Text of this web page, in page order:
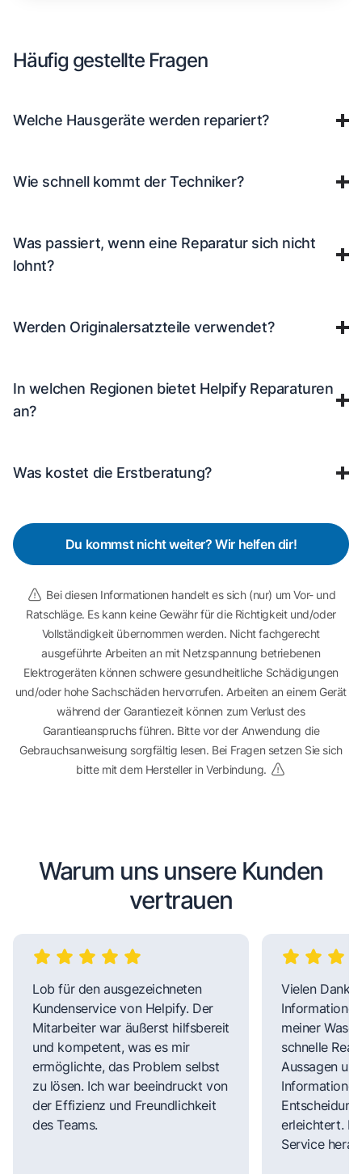
Häufig gestellte Fragen
Welche Hausgeräte werden repariert?
Wie schnell kommt der Techniker?
Was passiert, wenn eine Reparatur sich nicht
lohnt?
Werden Originalersatzteile verwendet?
In welchen Regionen bietet Helpify Reparaturen
an?
Was kostet die Erstberatung?
Du kommst nicht weiter? Wir helfen dir!
Bei diesen Informationen handelt es sich (nur) um Vor- und
Ratschläge. Es kann keine Gewähr für die Richtigkeit und/oder
Vollständigkeit übernommen werden. Nicht fachgerecht
ausgeführte Arbeiten an mit Netzspannung betriebenen
Elektrogeräten können schwere gesundheitliche Schädigungen
und/oder hohe Sachschäden hervorrufen. Arbeiten an einem Gerät
während der Garantiezeit können zum Verlust des
Garantieanspruchs führen. Bitte vor der Anwendung die
Gebrauchsanweisung sorgfältig lesen. Bei Fragen setzen Sie sich
bitte mit dem Hersteller in Verbindung.
Warum uns unsere Kunden
vertrauen
Lob für den ausgezeichneten
Kundenservice von Helpify. Der
Mitarbeiter war äußerst hilfsbereit
und kompetent, was es mir
ermöglichte, das Problem selbst
zu lösen. Ich war beeindruckt von
der Effizienz und Freundlichkeit
des Teams.
Vielen Dank
meiner
schnelle
Aussagen
erleichtert.
Service